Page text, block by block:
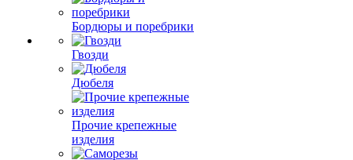
Бордюры и поребрики
Гвозди
Дюбеля
Прочие крепежные
изделия